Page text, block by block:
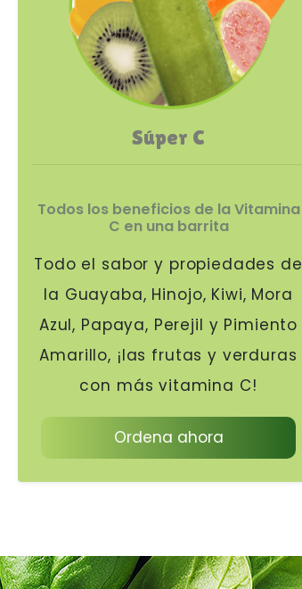
Súper C
Todos los beneficios de la Vitamina
C en una barrita
Todo el sabor y propiedades de
la Guayaba, Hinojo, Kiwi, Mora
Azul, Papaya, Perejil y Pimiento
Amarillo, ¡las frutas y verduras
con más vitamina C!
Ordena ahora